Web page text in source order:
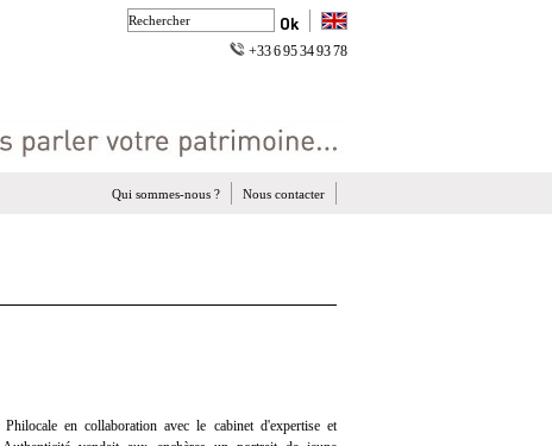
+33 6 95 34 93 78
Nous contacter
Qui sommes-nous ?
en collaboration avec le cabinet d'expertise et